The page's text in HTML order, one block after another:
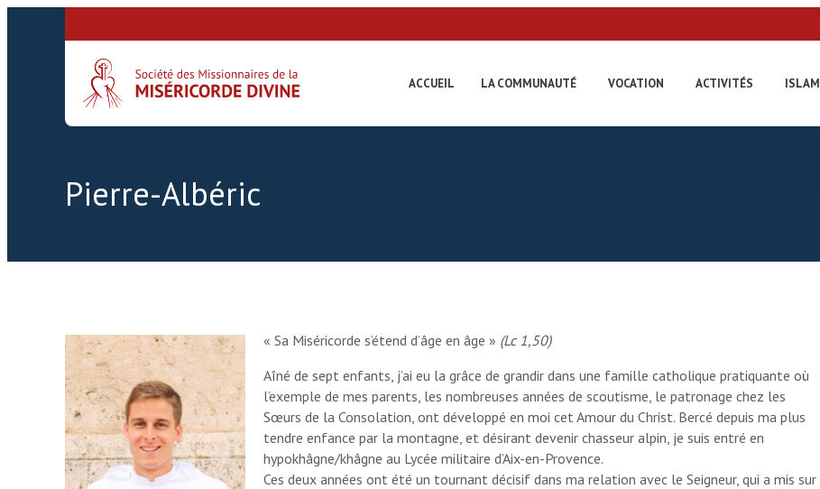
ACCUEIL LA COMMUNAUTÉ VOCATION ACTIVITÉS ISLAM
Pierre-Albéric
« Sa Miséricorde s’étend d’âge en âge » (Lc 1,50)
Aîné de sept enfants, j’ai eu la grâce de grandir dans une famille catholique pratiquante où
l’exemple de mes parents, les nombreuses années de scoutisme, le patronage chez les
Sœurs de la Consolation, ont développé en moi cet Amour du Christ. Bercé depuis ma plus
tendre enfance par la montagne, et désirant devenir chasseur alpin, je suis entré en
hypokhâgne/khâgne au Lycée militaire d’Aix-en-Provence.
Ces deux années ont été un tournant décisif dans ma relation avec le Seigneur, qui a mis sur